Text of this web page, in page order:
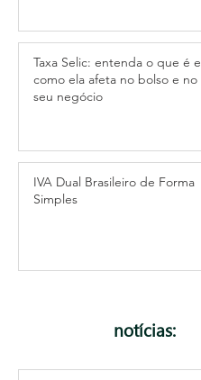
Taxa Selic: entenda o que é e
como ela afeta no bolso e no
seu negócio
IVA Dual Brasileiro de Forma
Simples
notícias: